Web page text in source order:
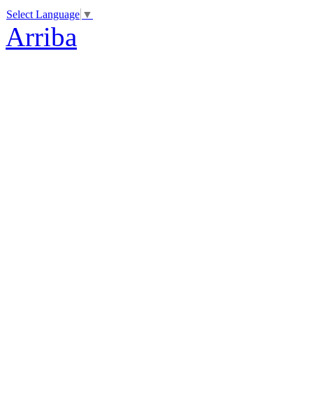
Select Language ▼
Arriba